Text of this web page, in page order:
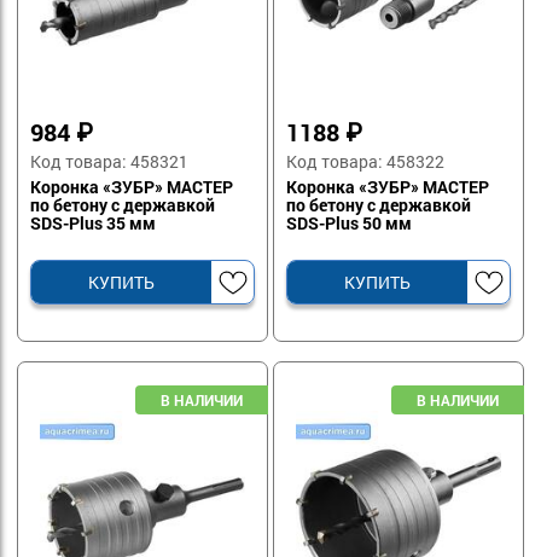
984 ₽
Код товара: 458321
Коронка «ЗУБР» МАСТЕР
по бетону с державкой
SDS-Plus 35 мм
КУПИТЬ
1188 ₽
Код товара: 458322
Коронка «ЗУБР» МАСТЕР
по бетону с державкой
SDS-Plus 50 мм
КУПИТЬ